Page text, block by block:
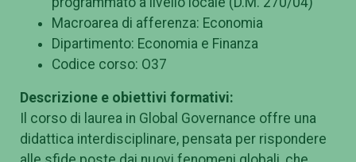
Macroarea di afferenza: Economia
Dipartimento: Economia e Finanza
Codice corso: O37
Descrizione e obiettivi formativi:
Il corso di laurea in Global Governance offre una
didattica interdisciplinare, pensata per rispondere